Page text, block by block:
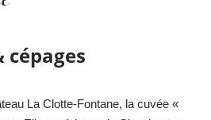
cépages
La Clotte-Fontane, la cuvée «